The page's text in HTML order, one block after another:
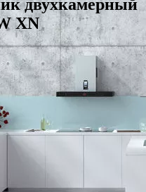
двухкамерный
XN